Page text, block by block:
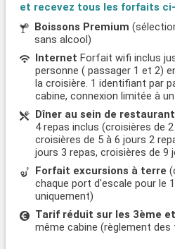
et recevez tous les forfaits
Boissons Premium
sans alcool)
Internet Forfait wifi inclus
personne ( passager 1 et 2)
la croisière. 1 identifiant par
cabine, connexion limitée à
Dîner au sein de
4 repas inclus (croisières de
croisières de 5 à 6 jours 2
jours 3 repas, croisières de 9
Forfait excursions à terre
chaque port d'escale pour le
uniquement)
Tarif réduit sur les 3ème
même cabine (règlement des